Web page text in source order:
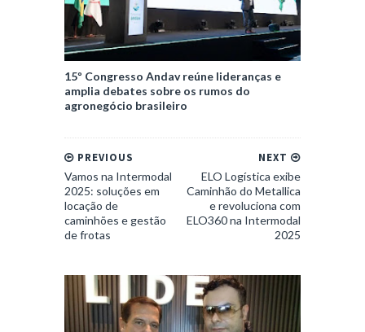
15º Congresso Andav reúne lideranças e
amplia debates sobre os rumos do
agronegócio brasileiro
NEXT
ELO Logística exibe
Caminhão do Metallica
e revoluciona com
ELO360 na Intermodal
2025
PREVIOUS
Vamos na Intermodal
2025: soluções em
locação de
caminhões e gestão
de frotas